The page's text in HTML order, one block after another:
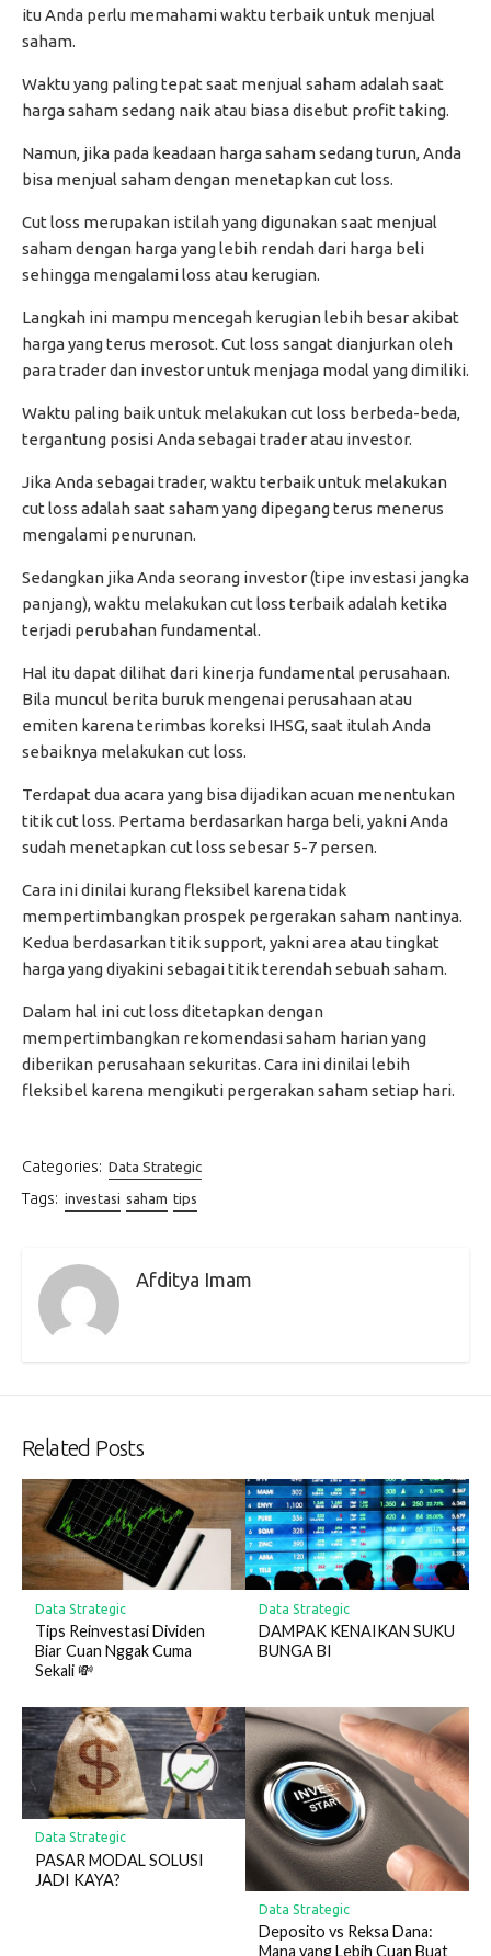
itu Anda perlu memahami waktu terbaik untuk menjual
saham.
Waktu yang paling tepat saat menjual saham adalah saat
harga saham sedang naik atau biasa disebut profit taking.
Namun, jika pada keadaan harga saham sedang turun, Anda
bisa menjual saham dengan menetapkan cut loss.
Cut loss merupakan istilah yang digunakan saat menjual
saham dengan harga yang lebih rendah dari harga beli
sehingga mengalami loss atau kerugian.
Langkah ini mampu mencegah kerugian lebih besar akibat
harga yang terus merosot. Cut loss sangat dianjurkan oleh
para trader dan investor untuk menjaga modal yang dimiliki.
Waktu paling baik untuk melakukan cut loss berbeda-beda,
tergantung posisi Anda sebagai trader atau investor.
Jika Anda sebagai trader, waktu terbaik untuk melakukan
cut loss adalah saat saham yang dipegang terus menerus
mengalami penurunan.
Sedangkan jika Anda seorang investor (tipe investasi jangka
panjang), waktu melakukan cut loss terbaik adalah ketika
terjadi perubahan fundamental.
Hal itu dapat dilihat dari kinerja fundamental perusahaan.
Bila muncul berita buruk mengenai perusahaan atau
emiten karena terimbas koreksi IHSG, saat itulah Anda
sebaiknya melakukan cut loss.
Terdapat dua acara yang bisa dijadikan acuan menentukan
titik cut loss. Pertama berdasarkan harga beli, yakni Anda
sudah menetapkan cut loss sebesar 5-7 persen.
Cara ini dinilai kurang fleksibel karena tidak
mempertimbangkan prospek pergerakan saham nantinya.
Kedua berdasarkan titik support, yakni area atau tingkat
harga yang diyakini sebagai titik terendah sebuah saham.
Dalam hal ini cut loss ditetapkan dengan
mempertimbangkan rekomendasi saham harian yang
diberikan perusahaan sekuritas. Cara ini dinilai lebih
fleksibel karena mengikuti pergerakan saham setiap hari.
Categories: Data Strategic
Tags: investasi saham tips
Afditya Imam
Related Posts
Data Strategic
Tips Reinvestasi Dividen
Biar Cuan Nggak Cuma
Sekali 💸
Data Strategic
DAMPAK KENAIKAN SUKU
BUNGA BI
Data Strategic
PASAR MODAL SOLUSI
JADI KAYA?
Data Strategic
Deposito vs Reksa Dana:
Mana yang Lebih Cuan Buat